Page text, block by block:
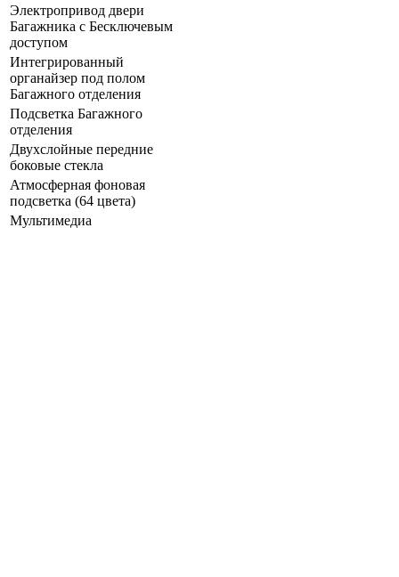
Электропривод двери
Багажника с Бесключевым
доступом
Интегрированный
органайзер под полом
Багажного отделения
Подсветка Багажного
отделения
Двухслойные передние
боковые стекла
Атмосферная фоновая
подсветка (64 цвета)
Мультимедиа